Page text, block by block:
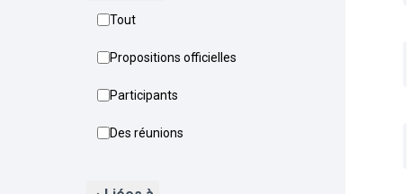
Tout
Propositions officielles
Participants
Des réunions